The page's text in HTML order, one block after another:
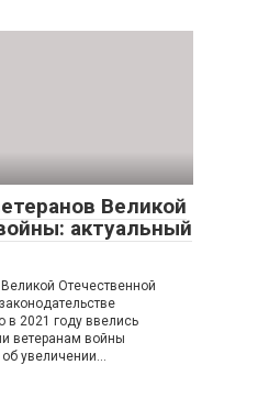
Великой
актуальный
Отечественной
в 2021 году ввелись
ветеранам войны
увеличении…